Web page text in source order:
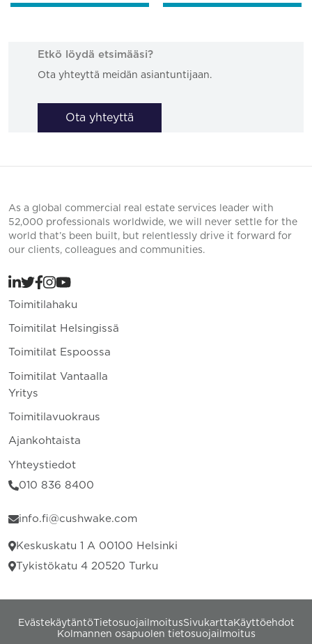
Etkö löydä etsimääsi?
Ota yhteyttä meidän asiantuntijaan.
Ota yhteyttä
As a global commercial real estate services leader with
52,000 professionals worldwide, we will never settle for the
world that’s been built, but relentlessly drive it forward for
our clients, colleagues and communities.
Toimitilahaku
Toimitilat Helsingissä
Toimitilat Espoossa
Toimitilat Vantaalla
Yritys
Toimitilavuokraus
Ajankohtaista
Yhteystiedot
010 836 8400
info.fi@cushwake.com
Keskuskatu 1 A 00100 Helsinki
Tykistökatu 4 20520 Turku
EvästekäytäntöTietosuojailmoitusSivukartta Käyttöehdot
Kolmannen osapuolen tietosuojailmoitus